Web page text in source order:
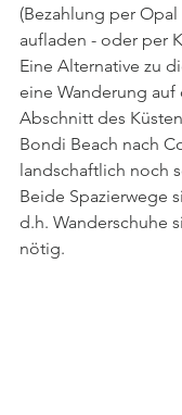
(Bezahlung per Opal
aufladen - oder per
Eine Alternative zu
eine Wanderung auf
Abschnitt des
Bondi Beach nach
landschaftlich noch
Beide Spazierwege
d.h. Wanderschuhe
nötig.